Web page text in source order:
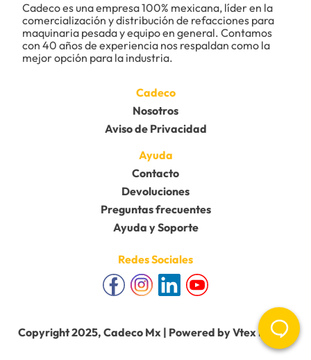
Cadeco es una empresa 100% mexicana, líder en la
comercialización y distribución de refacciones para
maquinaria pesada y equipo en general. Contamos
con 40 años de experiencia nos respaldan como la
mejor opción para la industria.
Cadeco
Nosotros
Aviso de Privacidad
Ayuda
Contacto
Devoluciones
Preguntas frecuentes
Ayuda y Soporte
Redes Sociales
Copyright 2025, Cadeco Mx | Powered by Vtex Mobile